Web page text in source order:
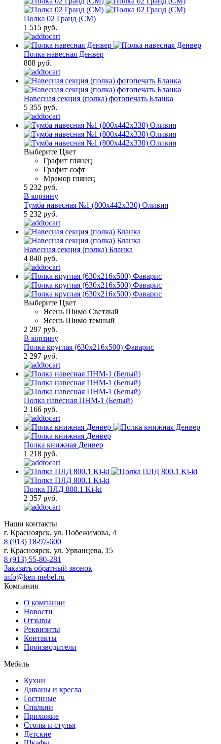
Полка 02 Гранд (СМ)
1 515 руб.
Полка навесная Денвер
808 руб.
Навесная секция (полка) фотопечать Бланка
5 355 руб.
Выберите Цвет
Графит глянец
Графит софт
Мрамор глянец
5 232 руб.
В корзину
Тумба навесная №1 (800х442х330) Оливия
5 232 руб.
Навесная секция (полка) Бланка
4 840 руб.
Выберите Цвет
Ясень Шимо Светлый
Ясень Шимо темный
2 297 руб.
В корзину
Полка круглая (630х216х500) Фаварис
2 297 руб.
Полка навесная ПНМ-1 (Белый)
2 166 руб.
Полка книжная Денвер
1 218 руб.
Полка ПЛД 800.1 Ki-ki
2 357 руб.
Наши контакты
г. Красноярск, ул. Побежимова, 4
8 (913) 18-97-600
г. Красноярск, ул. Урванцева, 15
8 (913) 55-80-281
Заказать обратный звонок
info@ken-mebel.ru
Компания
О компании
Новости
Отзывы
Реквизиты
Контакты
Производители
Мебель
Кухни
Диваны и кресла
Гостиные
Спальни
Прихожие
Столы и стулья
Детские